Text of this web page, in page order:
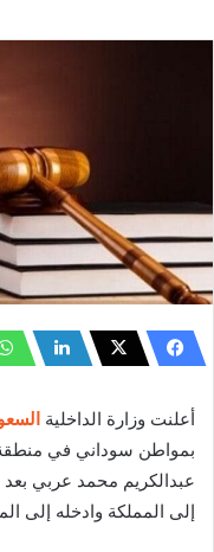
أعلنت وزارة الداخلية
بمواطن سوداني في
عبدالكريم محمد عربي بعد
إلى المملكة وادخله إلى